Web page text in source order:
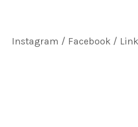
Instagram / Facebook /